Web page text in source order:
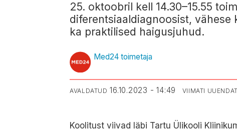
25. oktoobril kell 14.30–15.55
diferentsiaaldiagnoosist,
ka praktilised haigusjuhud.
Med24 toimetaja
AVALDATUD 16.10.2023 - 14:49 VIIMATI
Koolitust viivad läbi Tartu Ülikooli